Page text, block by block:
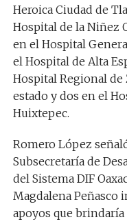
Heroica Ciudad de
Hospital de la Niñez
en el Hospital
el Hospital de Alta
Hospital Regional de
estado y dos en el
Huixtepec.
Romero López
Subsecretaría de
del Sistema DIF
Magdalena Peñasco
apoyos que